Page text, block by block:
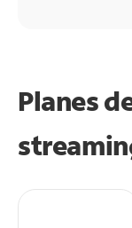
Planes